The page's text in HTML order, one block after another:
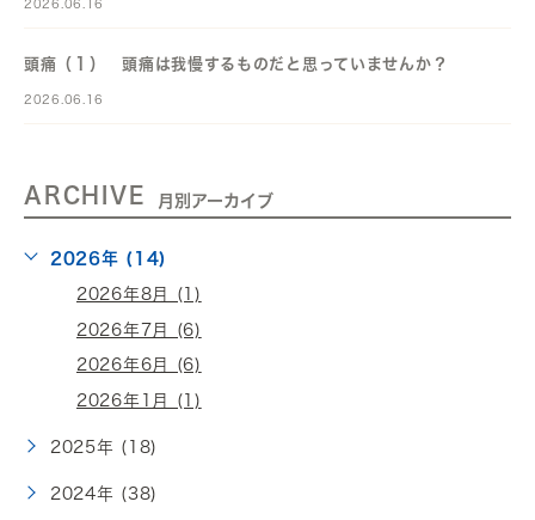
2026.06.16
頭痛（１） 頭痛は我慢するものだと思っていませんか？
2026.06.16
ARCHIVE 月別アーカイブ
2026年 (14)
2026年8月 (1)
2026年7月 (6)
2026年6月 (6)
2026年1月 (1)
2025年 (18)
2024年 (38)